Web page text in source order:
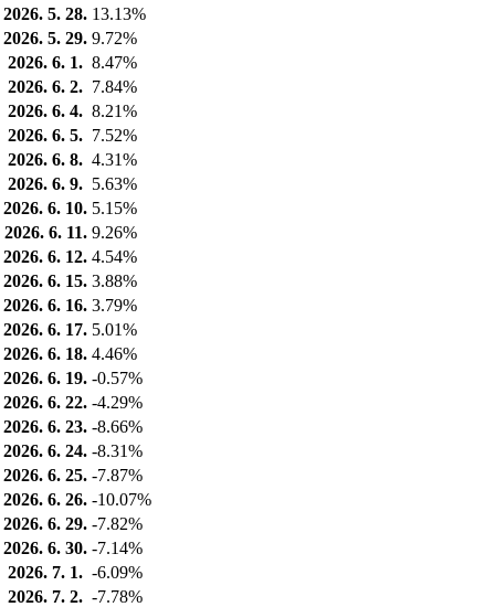
2026. 5. 28. 13.13%
2026. 5. 29. 9.72%
2026. 6. 1. 8.47%
2026. 6. 2. 7.84%
2026. 6. 4. 8.21%
2026. 6. 5. 7.52%
2026. 6. 8. 4.31%
2026. 6. 9. 5.63%
2026. 6. 10. 5.15%
2026. 6. 11. 9.26%
2026. 6. 12. 4.54%
2026. 6. 15. 3.88%
2026. 6. 16. 3.79%
2026. 6. 17. 5.01%
2026. 6. 18. 4.46%
2026. 6. 19. -0.57%
2026. 6. 22. -4.29%
2026. 6. 23. -8.66%
2026. 6. 24. -8.31%
2026. 6. 25. -7.87%
2026. 6. 26. -10.07%
2026. 6. 29. -7.82%
2026. 6. 30. -7.14%
2026. 7. 1. -6.09%
2026. 7. 2. -7.78%